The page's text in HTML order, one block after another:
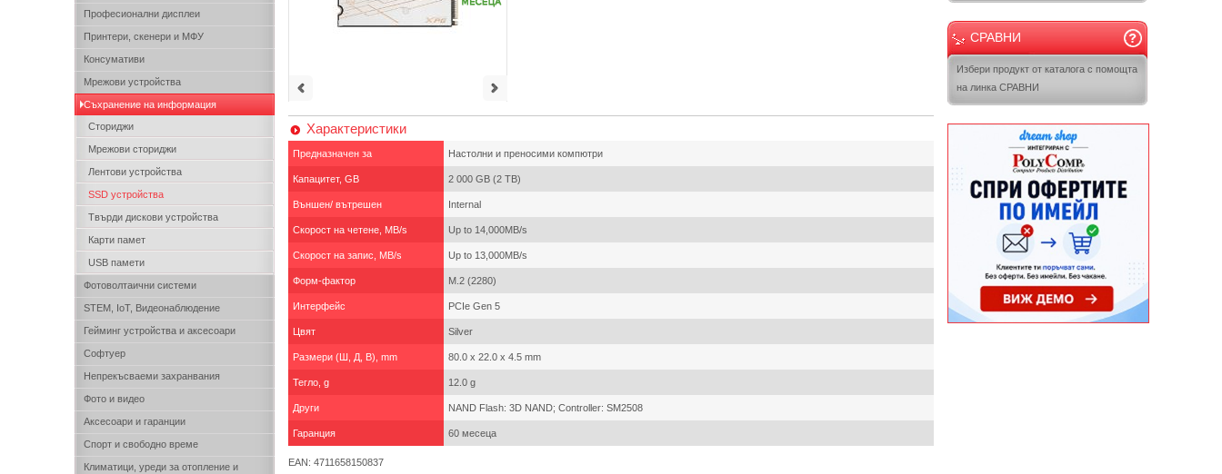
Професионални дисплеи
Принтери, скенери и МФУ
Консумативи
Мрежови устройства
Съхранение на информация
Сториджи
Мрежови сториджи
Лентови устройства
SSD устройства
Твърди дискови устройства
Карти памет
USB памети
Фотоволтаични системи
STEM, IoT, Видеонаблюдение
Гейминг устройства и аксесоари
Софтуер
Непрекъсваеми захранвания
Фото и видео
Аксесоари и гаранции
Спорт и свободно време
Климатици, уреди за отопление и
Характеристики
Предназначен за Настолни и преносими компютри
Капацитет, GB 2 000 GB (2 TB)
Външен/ вътрешен Internal
Скорост на четене, MB/s Up to 14,000MB/s
Скорост на запис, MB/s Up to 13,000MB/s
Форм-фактор M.2 (2280)
Интерфейс PCIe Gen 5
Цвят Silver
Размери (Ш, Д, В), mm 80.0 x 22.0 x 4.5 mm
Тегло, g 12.0 g
Други NAND Flash: 3D NAND; Controller: SM2508
Гаранция 60 месеца
EAN: 4711658150837
СРАВНИ
Избери продукт от каталога с помощта
на линка СРАВНИ